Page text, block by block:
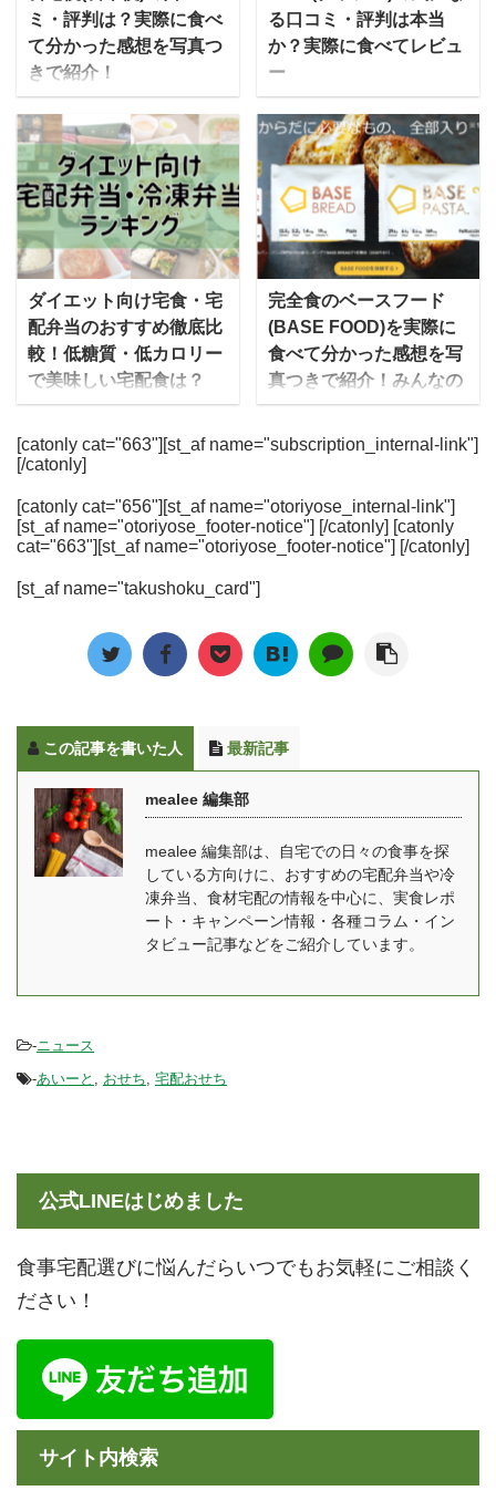
カリーを取り扱ってお
り、俺のシリーズの全店
のシェフが総力を挙げて
す。 手間を掛けることな
く、自宅にいながらレス
トランの味を気軽に楽し
むことができるようにな
っており、贅沢でいて満
足感のある食事を提供し
てくれます。 俺のイタリ
アン・俺のフレンチと
は？ 2011年9月に東京銀
座に俺のイタリアン新橋
本店が1号店としてオ ...
やすく、栄養バランスを
考慮した合計60種ものメ
は、価格の安さです！1
回10食セットで届き、1
食あたりの価格は500円
台（税込）。 ゆいこ宅配
便で届く冷凍弁当・宅食
（食事宅配）の中では最
安レベルです。 今回はそ
んな宅菜便の中でも人気
のシリーズ、「ほほえみ
御膳」を全10食たべたレ
ポートをは ...
ミ・評判は？実際に食べ
て分かった感想を写真つ
きで紹介！
当を宅配で届けてくれる
サービスで、病院・福
祉・保育施設への配食シ
ェア1位を誇る日清医療
食品が提供しています。
長年にわたって医療施設
向けに配食してきただけ
あって、カロリーや塩
分、たんぱく質にいたる
まで、きめ細かく考えら
は、食宅便の9000人を超
える管理栄養士さんた
ち。 だいすけわずか5分
で解凍！コース豊富な食
宅便なら、時短・ダイエ
ット・療養などあらゆる
この記事では、食宅便の
気になる口コミ・評判や
る口コミ・評判は本当
か？実際に食べてレビュ
ー
ュ)は、一流シェフと管理
栄養士によって作られ
た、糖質90%Offの食事メ
ニューを届けてくれるサ
ービスです。 この記事で
はnoshの味に関する口コ
ミやダイエットに使った
人の評判、料金やお得な
購入方法やおすすめのメ
ニューについて紹介しま
美味しいか？まずいか？
noshを注文して食べた正
直なレビュー・感想も掲
載しています。 ※現在当
す、実際に食べてみた方
は是非投稿よろしく ...
ダイエット向け宅食・宅
配弁当のおすすめ徹底比
較！低糖質・低カロリー
で美味しい宅配食は？
に参入する会社も増えた
ことで、ダイエット向け
サービスも増えてきまし
た。でも、お店や種類が
いかわからない…という
こで今回は、これまで30
社以上の食事宅配サービ
mealee編集部が、ダイエ
ット中の方におすすめの
宅配弁当を厳選して紹介
します。 こんなときに！
そろそろ夏に向けてダイ
エットしたい… 糖質やカ
ロリーの計算を自分です
るのは大変 コンビニや外
食だとダイエットができ
ダ ...
完全食のベースフード
(BASE FOOD)を実際に
食べて分かった感想を写
真つきで紹介！みんなの
口コミ・評判もチェッ
ク！
にとれるように、主食の
パンやパスタで必要な栄
す。 全粒粉をベースに
10種類以上の原材料がブ
栄養豊富な素材が使われ
としても安心です。 ゆい
こ毎日栄養を考えて献立
を組み立てるのは難しい
ですし、忙しい日が多い
ベースフードを組み合わ
[catonly cat="663"][st_af name="subscription_internal-link"]
[/catonly]
[catonly cat="656"][st_af name="otoriyose_internal-link"]
[st_af name="otoriyose_footer-notice"] [/catonly] [catonly
cat="663"][st_af name="otoriyose_footer-notice"] [/catonly]
[st_af name="takushoku_card"]
この記事を書いた人 最新記事
mealee 編集部
mealee 編集部は、自宅での日々の食事を探
している方向けに、おすすめの宅配弁当や冷
凍弁当、食材宅配の情報を中心に、実食レポ
ート・キャンペーン情報・各種コラム・イン
タビュー記事などをご紹介しています。
-ニュース
-あいーと おせち 宅配おせち
公式LINEはじめました
食事宅配選びに悩んだらいつでもお気軽にご相談く
ださい！
サイト内検索